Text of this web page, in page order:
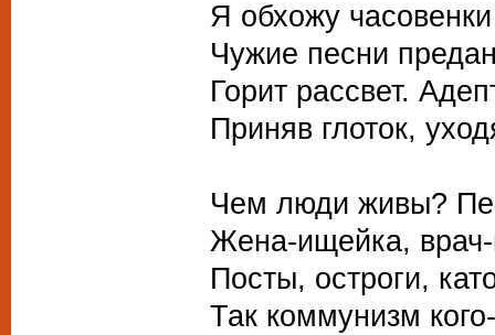
Я обхожу часовенки
Чужие песни
Горит рассвет.
Приняв глоток,
Чем люди живы?
Жена-ищейка, врач-
Посты, остроги,
Так коммунизм